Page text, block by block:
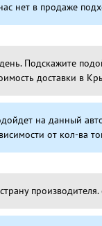
нет в продаже
Подскажите
доставки в
на данный
от кол-ва
производителя.